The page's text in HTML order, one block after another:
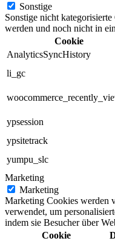
Sonstige
Sonstige nicht
werden und noch nicht in
Cookie
AnalyticsSyncHistory
li_gc
ypsession
ypsitetrack
yumpu_slc
Marketing
Marketing
Marketing Cookies werden
verwendet, um
indem sie Besucher über
Cookie